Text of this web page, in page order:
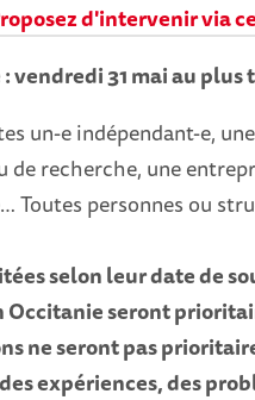
d'intervenir via
31 mai au plus
un-e indépendant-e,
de recherche, une
Toutes personnes ou
selon leur date de
Occitanie seront
ne seront pas
expériences, des